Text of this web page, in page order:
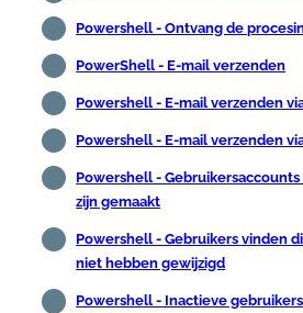
Powershell - Ontvang de
PowerShell - E-mail verzenden
Powershell - E-mail verzenden
Powershell - E-mail verzenden
Powershell -
zijn gemaakt
Powershell - Gebruikers vinden
niet hebben gewijzigd
Powershell - Inactieve